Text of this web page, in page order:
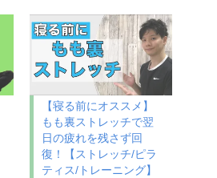
【寝る前にオススメ】
もも裏ストレッチで翌
日の疲れを残さず回
復！【ストレッチ/ピラ
ティス/トレーニング】